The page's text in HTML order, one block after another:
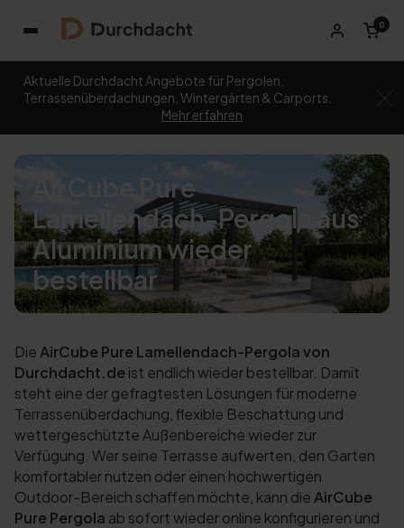
0
Aktuelle Durchdacht Angebote für Pergolen,
Terrassenüberdachungen, Wintergärten & Carports.
Mehr erfahren
AirCube Pure
Lamellendach-Pergola aus
Aluminium wieder
bestellbar
Die AirCube Pure Lamellendach-Pergola von
Durchdacht.deist endlich wieder bestellbar. Damit
steht eine der gefragtesten Lösungen für moderne
Terrassenüberdachung, flexible Beschattung und
wettergeschützte Außenbereiche wieder zur
Verfügung. Wer seine Terrasse aufwerten, den Garten
komfortabler nutzen oder einen hochwertigen
Outdoor-Bereich schaffen möchte, kann die AirCube
Pure Pergola ab sofort wieder online konfigurieren und